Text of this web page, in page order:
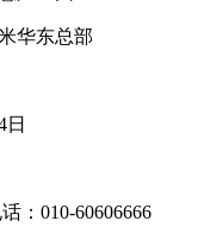
华东总部
日
：010-60606666